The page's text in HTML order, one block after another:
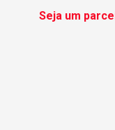
Seja um